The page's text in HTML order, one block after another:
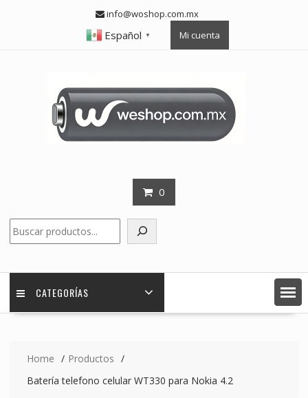
info@woshop.com.mx
Español ▼ Mi cuenta
0
CATEGORÍAS
Home
Productos
Batería telefono celular WT330 para Nokia 4.2